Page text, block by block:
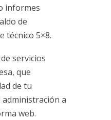
informes
de
técnico 5×8.
servicios
que
de tu
a
web.